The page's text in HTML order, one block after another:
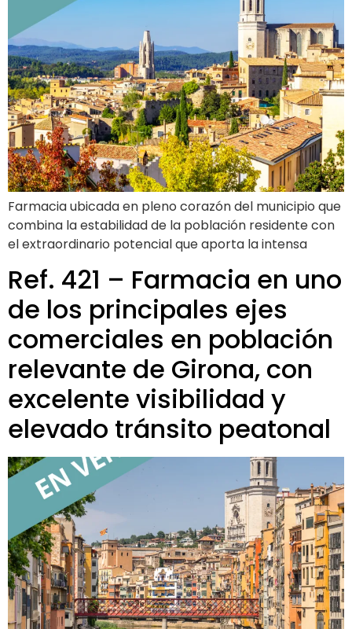
Farmacia ubicada en pleno corazón del municipio que
combina la estabilidad de la población residente con
el extraordinario potencial que aporta la intensa
Ref. 421 – Farmacia en uno
de los principales ejes
comerciales en población
relevante de Girona, con
excelente visibilidad y
elevado tránsito peatonal